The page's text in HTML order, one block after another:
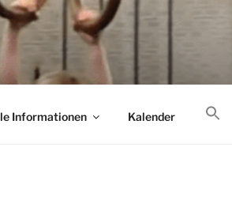
Bayern (in der Nähe von München).
Informationen Kalender